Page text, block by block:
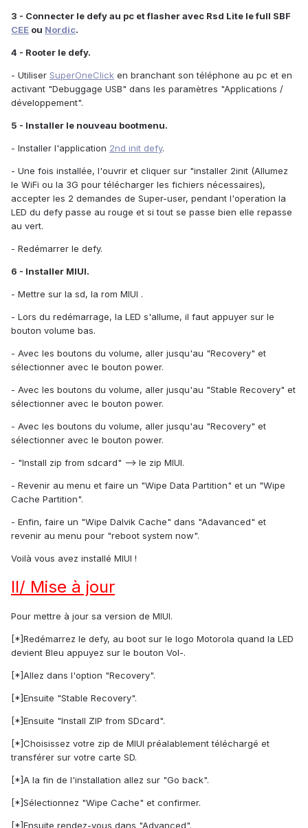
3 - Connecter le defy au pc et flasher avec Rsd Lite le full SBF
CEE ou Nordic.
4 - Rooter le defy.
- Utiliser SuperOneClick en branchant son téléphone au pc et en
activant "Debuggage USB" dans les paramètres "Applications /
développement".
5 - Installer le nouveau bootmenu.
- Installer l'application 2nd init defy.
- Une fois installée, l'ouvrir et cliquer sur "installer 2init (Allumez
le WiFi ou la 3G pour télécharger les fichiers nécessaires),
accepter les 2 demandes de Super-user, pendant l'operation la
LED du defy passe au rouge et si tout se passe bien elle repasse
au vert.
- Redémarrer le defy.
6 - Installer MIUI.
- Mettre sur la sd, la rom MIUI .
- Lors du redémarrage, la LED s'allume, il faut appuyer sur le
bouton volume bas.
- Avec les boutons du volume, aller jusqu'au "Recovery" et
sélectionner avec le bouton power.
- Avec les boutons du volume, aller jusqu'au "Stable Recovery" et
sélectionner avec le bouton power.
- Avec les boutons du volume, aller jusqu'au "Recovery" et
sélectionner avec le bouton power.
- "Install zip from sdcard" --> le zip MIUI.
- Revenir au menu et faire un "Wipe Data Partition" et un "Wipe
Cache Partition".
- Enfin, faire un "Wipe Dalvik Cache" dans "Adavanced" et
revenir au menu pour "reboot system now".
Voilà vous avez installé MIUI !
II/ Mise à jour
Pour mettre à jour sa version de MIUI.
[*]Redémarrez le defy, au boot sur le logo Motorola quand la LED
devient Bleu appuyez sur le bouton Vol-.
[*]Allez dans l'option "Recovery".
[*]Ensuite "Stable Recovery".
[*]Ensuite "Install ZIP from SDcard".
[*]Choisissez votre zip de MIUI préalablement téléchargé et
transférer sur votre carte SD.
[*]A la fin de l'installation allez sur "Go back".
[*]Sélectionnez "Wipe Cache" et confirmer.
[*]Ensuite rendez-vous dans "Advanced".